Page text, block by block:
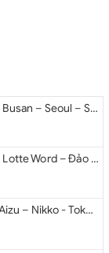
Du lịch Hàn Quốc 2026: Hà Nội – Busan – Seoul – Starfiled – Lotte Worf
Du lịch Hàn Quốc 2026: Hà Nội – Lotte Word – Đảo Nami – Làng Cổ Hanok Bukchon
Du lịch Nhật Bản 2026: Niigata – Aizu – Nikko - Tokyo – Niigata từ Hà Nội